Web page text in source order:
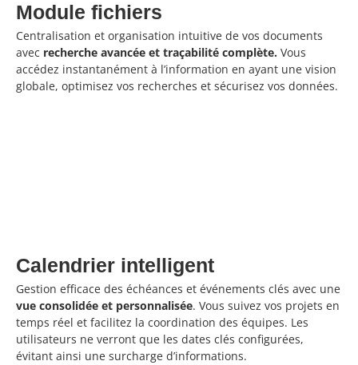
Module fichiers
Centralisation et organisation intuitive de vos documents
avec recherche avancée et traçabilité complète. Vous
accédez instantanément à l’information en ayant une vision
globale, optimisez vos recherches et sécurisez vos données.
Calendrier intelligent
Gestion efficace des échéances et événements clés avec une
vue consolidée et personnalisée. Vous suivez vos projets en
temps réel et facilitez la coordination des équipes. Les
utilisateurs ne verront que les dates clés configurées,
évitant ainsi une surcharge d’informations.